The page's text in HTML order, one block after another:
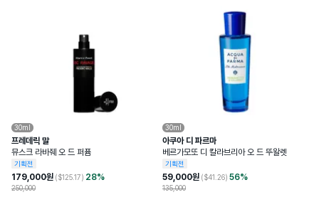
30ml
프레데릭 말
뮤스크 라바줴 오 드 퍼퓸
기획전
179,000원 ($125.17) 28%
250,000
30ml
아쿠아 디 파르마
베르가모또 디 칼라브리아 오 드 뚜왈렛
기획전
59,000원 ($41.26) 56%
135,000